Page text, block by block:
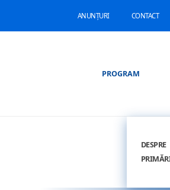
ANUNȚURI CONTACT
PROGRAM
DESPRE